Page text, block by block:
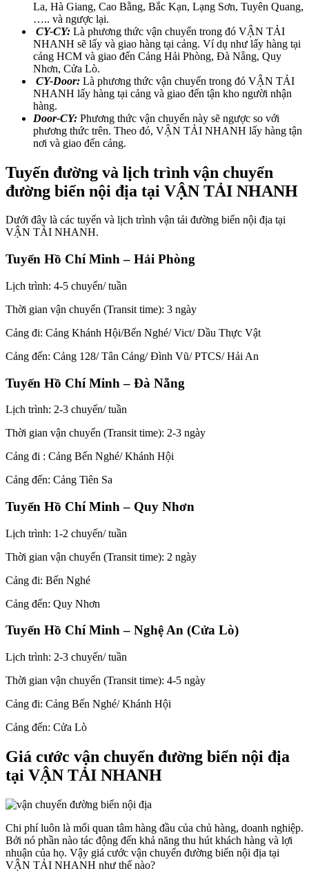
La, Hà Giang, Cao Bằng, Bắc Kạn, Lạng Sơn, Tuyên Quang,
….. và ngược lại.
CY-CY: Là phương thức vận chuyển trong đó VẬN TẢI
NHANH sẽ lấy và giao hàng tại cảng. Ví dụ như lấy hàng tại
cảng HCM và giao đến Cảng Hải Phòng, Đà Nẵng, Quy
Nhơn, Cửa Lò.
CY-Door: Là phương thức vận chuyển trong đó VẬN TẢI
NHANH lấy hàng tại cảng và giao đến tận kho người nhận
hàng.
Door-CY: Phương thức vận chuyển này sẽ ngược so với
phương thức trên. Theo đó, VẬN TẢI NHANH lấy hàng tận
nơi và giao đến cảng.
Tuyến đường và lịch trình vận chuyển
đường biển nội địa tại VẬN TẢI NHANH
Dưới đây là các tuyến và lịch trình vận tải đường biển nội địa tại
VẬN TẢI NHANH.
Tuyến Hồ Chí Minh – Hải Phòng
Lịch trình: 4-5 chuyến/ tuần
Thời gian vận chuyển (Transit time): 3 ngày
Cảng đi: Cảng Khánh Hội/Bến Nghé/ Vict/ Dầu Thực Vật
Cảng đến: Cảng 128/ Tân Cảng/ Đình Vũ/ PTCS/ Hải An
Tuyến Hồ Chí Minh – Đà Nẵng
Lịch trình: 2-3 chuyến/ tuần
Thời gian vận chuyển (Transit time): 2-3 ngày
Cảng đi : Cảng Bến Nghé/ Khánh Hội
Cảng đến: Cảng Tiên Sa
Tuyến Hồ Chí Minh – Quy Nhơn
Lịch trình: 1-2 chuyến/ tuần
Thời gian vận chuyển (Transit time): 2 ngày
Cảng đi: Bến Nghé
Cảng đến: Quy Nhơn
Tuyến Hồ Chí Minh – Nghệ An (Cửa Lò)
Lịch trình: 2-3 chuyến/ tuần
Thời gian vận chuyển (Transit time): 4-5 ngày
Cảng đi: Cảng Bến Nghé/ Khánh Hội
Cảng đến: Cửa Lò
Giá cước vận chuyển đường biển nội địa
tại VẬN TẢI NHANH
Chi phí luôn là mối quan tâm hàng đầu của chủ hàng, doanh nghiệp.
Bởi nó phần nào tác động đến khả năng thu hút khách hàng và lợi
nhuận của họ. Vậy giá cước vận chuyển đường biển nội địa tại
VẬN TẢI NHANH như thế nào?